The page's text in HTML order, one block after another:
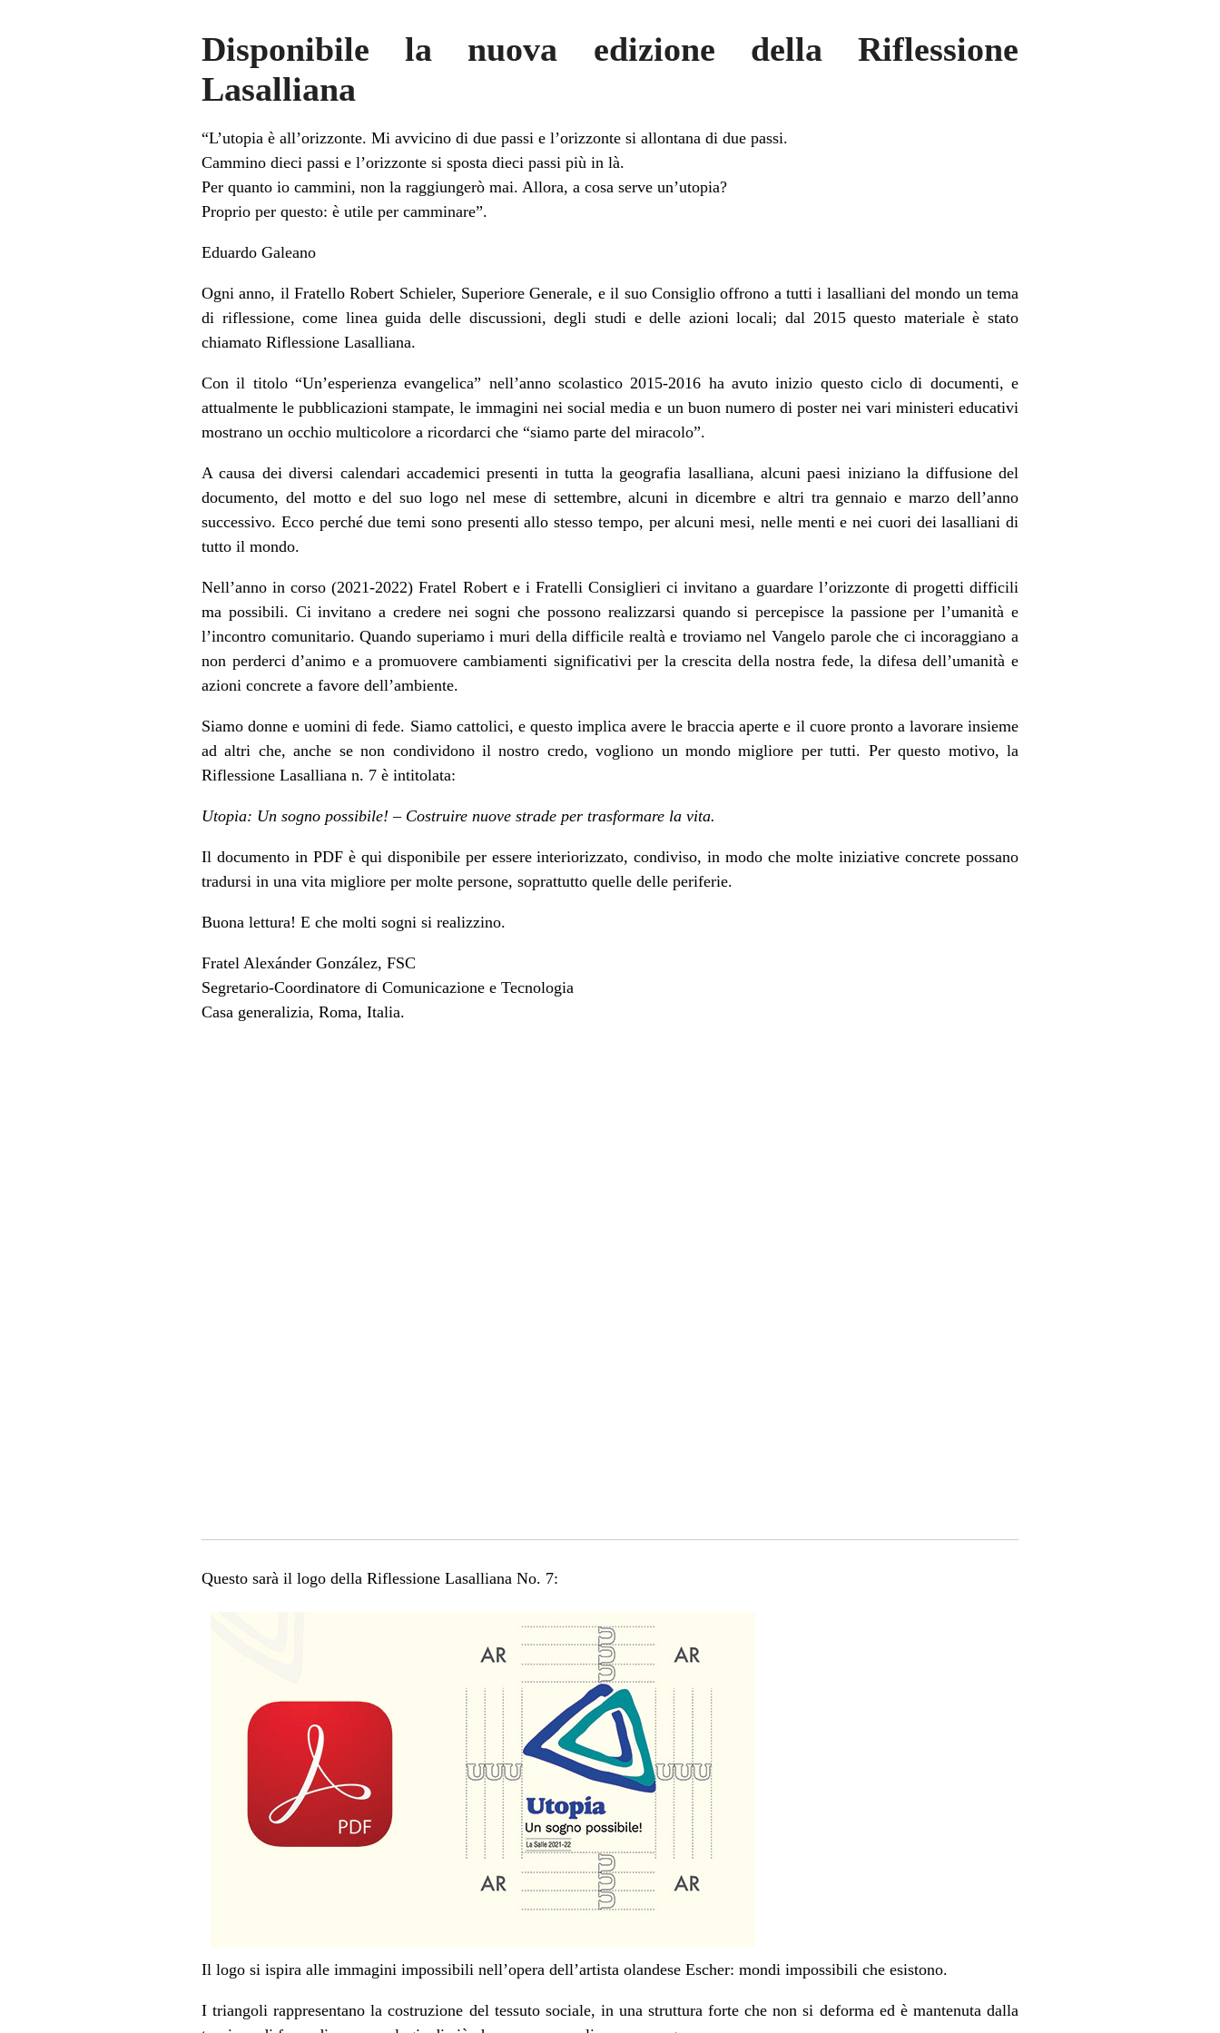
Disponibile la nuova edizione della Riflessione
Lasalliana
“L’utopia è all’orizzonte. Mi avvicino di due passi e l’orizzonte si allontana di due passi.
Cammino dieci passi e l’orizzonte si sposta dieci passi più in là.
Per quanto io cammini, non la raggiungerò mai. Allora, a cosa serve un’utopia?
Proprio per questo: è utile per camminare”.
Eduardo Galeano
Ogni anno, il Fratello Robert Schieler, Superiore Generale, e il suo Consiglio offrono a tutti i lasalliani del mondo un tema
di riflessione, come linea guida delle discussioni, degli studi e delle azioni locali; dal 2015 questo materiale è stato
chiamato Riflessione Lasalliana.
Con il titolo “Un’esperienza evangelica” nell’anno scolastico 2015-2016 ha avuto inizio questo ciclo di documenti, e
attualmente le pubblicazioni stampate, le immagini nei social media e un buon numero di poster nei vari ministeri educativi
mostrano un occhio multicolore a ricordarci che “siamo parte del miracolo”.
A causa dei diversi calendari accademici presenti in tutta la geografia lasalliana, alcuni paesi iniziano la diffusione del
documento, del motto e del suo logo nel mese di settembre, alcuni in dicembre e altri tra gennaio e marzo dell’anno
successivo. Ecco perché due temi sono presenti allo stesso tempo, per alcuni mesi, nelle menti e nei cuori dei lasalliani di
tutto il mondo.
Nell’anno in corso (2021-2022) Fratel Robert e i Fratelli Consiglieri ci invitano a guardare l’orizzonte di progetti difficili
ma possibili. Ci invitano a credere nei sogni che possono realizzarsi quando si percepisce la passione per l’umanità e
l’incontro comunitario. Quando superiamo i muri della difficile realtà e troviamo nel Vangelo parole che ci incoraggiano a
non perderci d’animo e a promuovere cambiamenti significativi per la crescita della nostra fede, la difesa dell’umanità e
azioni concrete a favore dell’ambiente.
Siamo donne e uomini di fede. Siamo cattolici, e questo implica avere le braccia aperte e il cuore pronto a lavorare insieme
ad altri che, anche se non condividono il nostro credo, vogliono un mondo migliore per tutti. Per questo motivo, la
Riflessione Lasalliana n. 7 è intitolata:
Utopia: Un sogno possibile! – Costruire nuove strade per trasformare la vita.
Il documento in PDF è qui disponibile per essere interiorizzato, condiviso, in modo che molte iniziative concrete possano
tradursi in una vita migliore per molte persone, soprattutto quelle delle periferie.
Buona lettura! E che molti sogni si realizzino.
Fratel Alexánder González, FSC
Segretario-Coordinatore di Comunicazione e Tecnologia
Casa generalizia, Roma, Italia.
Questo sarà il logo della Riflessione Lasalliana No. 7:
Il logo si ispira alle immagini impossibili nell’opera dell’artista olandese Escher: mondi impossibili che esistono.
I triangoli rappresentano la costruzione del tessuto sociale, in una struttura forte che non si deforma ed è mantenuta dalla